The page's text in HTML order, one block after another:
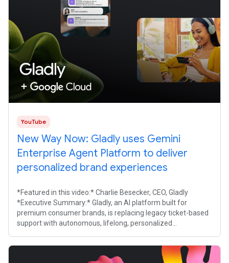
YouTube
New Way Now: Gladly uses Gemini
Enterprise Agent Platform to deliver
personalized brand experiences
*Featured in this video:* Charlie Besecker, CEO, Gladly
*Executive Summary:* Gladly, an AI platform built for
premium consumer brands, is replacing legacy ticket-based
support with autonomous, lifelong, personalized